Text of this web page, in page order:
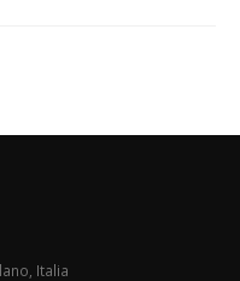
Italia